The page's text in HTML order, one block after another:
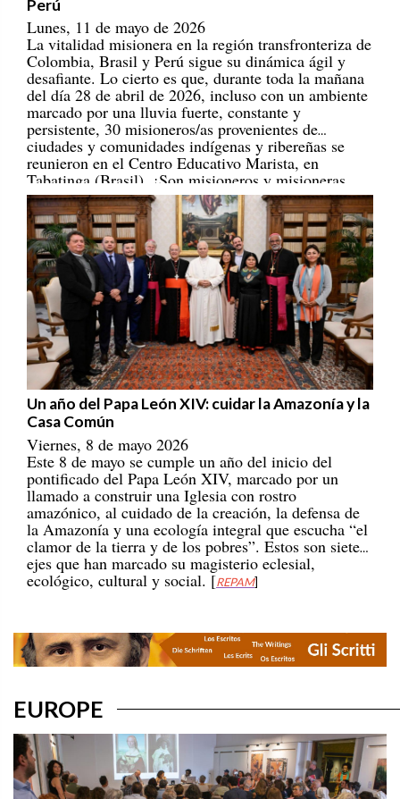
Lunes, 11 de mayo de 2026
La vitalidad misionera en la región transfronteriza de
Colombia, Brasil y Perú sigue su dinámica ágil y
desafiante. Lo cierto es que, durante toda la mañana
del día 28 de abril de 2026, incluso con un ambiente
marcado por una lluvia fuerte, constante y
persistente, 30 misioneros/as provenientes de
ciudades y comunidades indígenas y ribereñas se
reunieron en el Centro Educativo Marista, en
Tabatinga (Brasil). ¡Son misioneros y misioneras
portadores/as de esperanza! [REPAM]
Un año del Papa León XIV: cuidar la Amazonía y la
Casa Común
Viernes, 8 de mayo 2026
Este 8 de mayo se cumple un año del inicio del
pontificado del Papa León XIV, marcado por un
llamado a construir una Iglesia con rostro
amazónico, al cuidado de la creación, la defensa de
la Amazonía y una ecología integral que escucha “el
clamor de la tierra y de los pobres”. Estos son siete
ejes que han marcado su magisterio eclesial,
ecológico, cultural y social. [REPAM]